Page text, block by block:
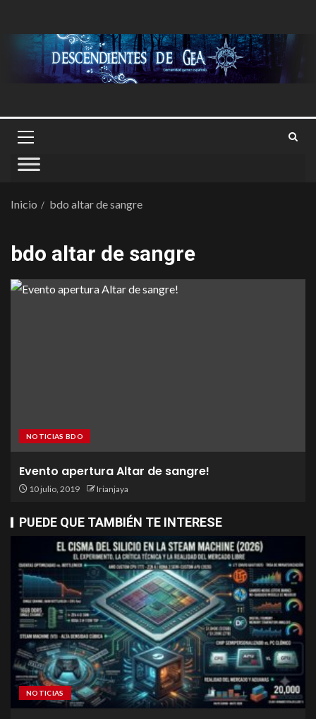
Inicio bdo altar de sangre
bdo altar de sangre
NOTICIAS BDO
Evento apertura Altar de sangre!
10 julio, 2019 Irianjaya
PUEDE QUE TAMBIÉN TE INTERESE
NOTICIAS